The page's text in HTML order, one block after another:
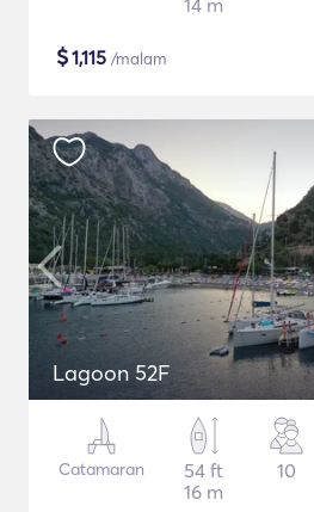
14 m
$1,115 /malam
Lagoon 52F
Catamaran
54 ft
16 m
10